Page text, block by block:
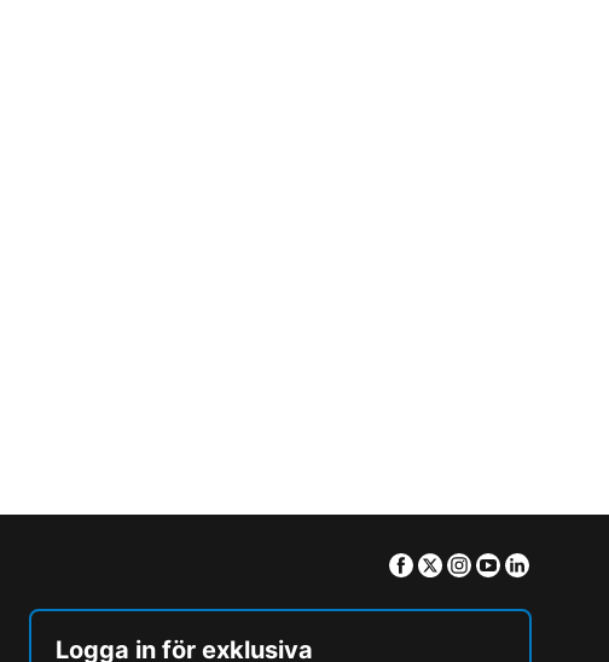
Facebook
TwitterInstagram
Youtube
Logga in för exklusiva